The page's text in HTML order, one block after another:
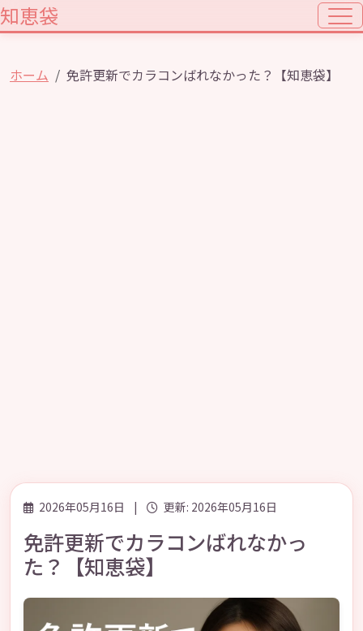
知恵袋
ホーム 免許更新でカラコンばれなかった？【知恵袋】
2026年05月16日 | 更新: 2026年05月16日
免許更新でカラコンばれなかっ
た？【知恵袋】